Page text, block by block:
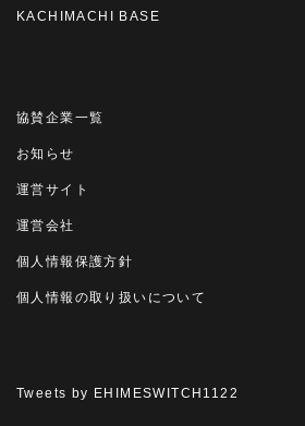
KACHIMACHI BASE
協賛企業一覧
お知らせ
運営サイト
運営会社
個人情報保護方針
個人情報の取り扱いについて
Tweets by EHIMESWITCH1122